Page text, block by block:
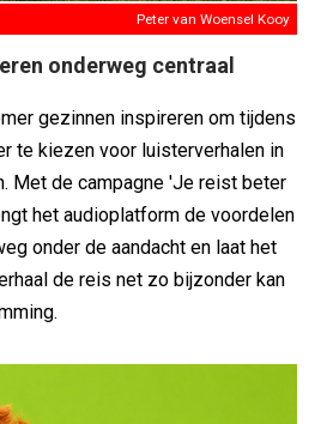
Peter van Woensel Kooy
onderweg centraal
gezinnen inspireren om tijdens
te kiezen voor luisterverhalen in
Met de campagne 'Je reist beter
het audioplatform de voordelen
onder de aandacht en laat het
de reis net zo bijzonder kan